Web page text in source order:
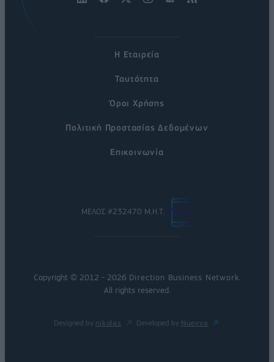
Η Εταιρεία
Ταυτότητα
Όροι Χρήσης
Πολιτική Προστασίας Δεδομένων
Επικοινωνία
ΜΕΛΟΣ #232470 Μ.Η.Τ.
Copyright © 2012 - 2026 Direction Business Network
All rights reserved.
Designed by nikolas Developed by Nuevvo